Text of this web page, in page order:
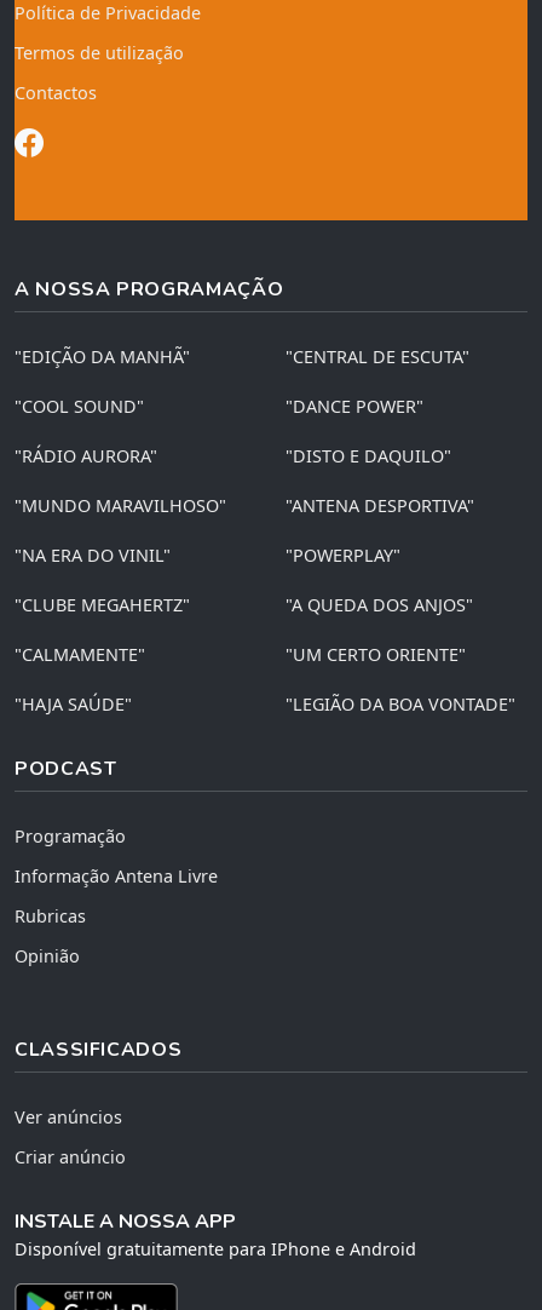
Política de Privacidade
Termos de utilização
Contactos
A NOSSA PROGRAMAÇÃO
"EDIÇÃO DA MANHÃ" "CENTRAL DE ESCUTA"
"COOL SOUND" "DANCE POWER"
"RÁDIO AURORA" "DISTO E DAQUILO"
"MUNDO MARAVILHOSO" "ANTENA DESPORTIVA"
"NA ERA DO VINIL" "POWERPLAY"
"CLUBE MEGAHERTZ" "A QUEDA DOS ANJOS"
"CALMAMENTE" "UM CERTO ORIENTE"
"HAJA SAÚDE" "LEGIÃO DA BOA VONTADE"
PODCAST
Programação
Informação Antena Livre
Rubricas
Opinião
CLASSIFICADOS
Ver anúncios
Criar anúncio
INSTALE A NOSSA APP
Disponível gratuitamente para IPhone e Android